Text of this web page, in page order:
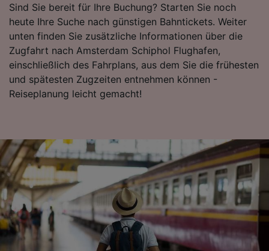
Sind Sie bereit für Ihre Buchung? Starten Sie noch
heute Ihre Suche nach günstigen Bahntickets. Weiter
unten finden Sie zusätzliche Informationen über die
Zugfahrt nach Amsterdam Schiphol Flughafen,
einschließlich des Fahrplans, aus dem Sie die frühesten
und spätesten Zugzeiten entnehmen können -
Reiseplanung leicht gemacht!